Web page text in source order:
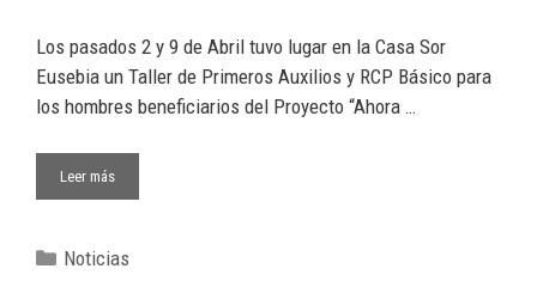
Los pasados 2 y 9 de Abril tuvo lugar en la Casa Sor
Eusebia un Taller de Primeros Auxilios y RCP Básico para
los hombres beneficiarios del Proyecto “Ahora …
Leer más
Noticias